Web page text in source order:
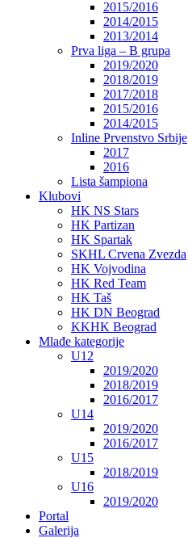
2015/2016
2014/2015
2013/2014
Prva liga – B grupa
2019/2020
2018/2019
2017/2018
2015/2016
2014/2015
Inline Prvenstvo Srbije
2017
2016
Lista šampiona
Klubovi
HK NS Stars
HK Partizan
HK Spartak
SKHL Crvena Zvezda
HK Vojvodina
HK Red Team
HK Taš
HK DN Beograd
KKHK Beograd
Mlađe kategorije
U12
2019/2020
2018/2019
2016/2017
U14
2019/2020
2016/2017
U15
2018/2019
U16
2019/2020
Portal
Galerija